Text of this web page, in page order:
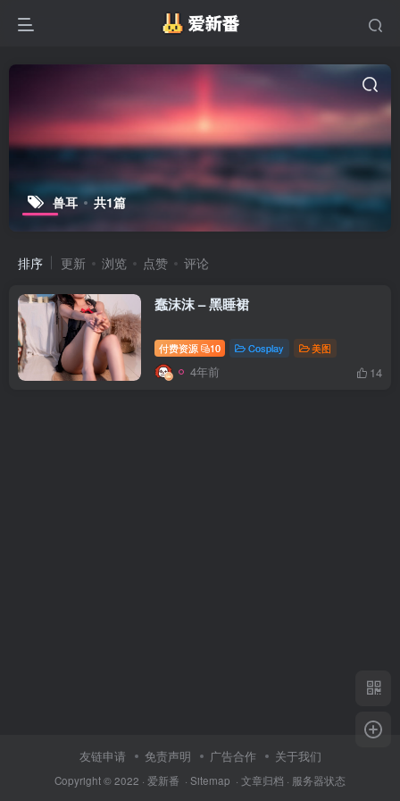
兽耳 共1篇
排序 更新 浏览 点赞 评论
蠢沫沫 – 黑睡裙
付费资源 10 Cosplay 美图
4年前 14
友链申请 免责声明 广告合作 关于我们
Copyright © 2022 · 爱新番 · Sitemap · 文章归档 · 服务器状态